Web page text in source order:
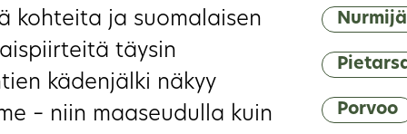
kohteita ja suomalaisen
täysin
kädenjälki näkyy
– niin maaseudulla kuin
Porvoo